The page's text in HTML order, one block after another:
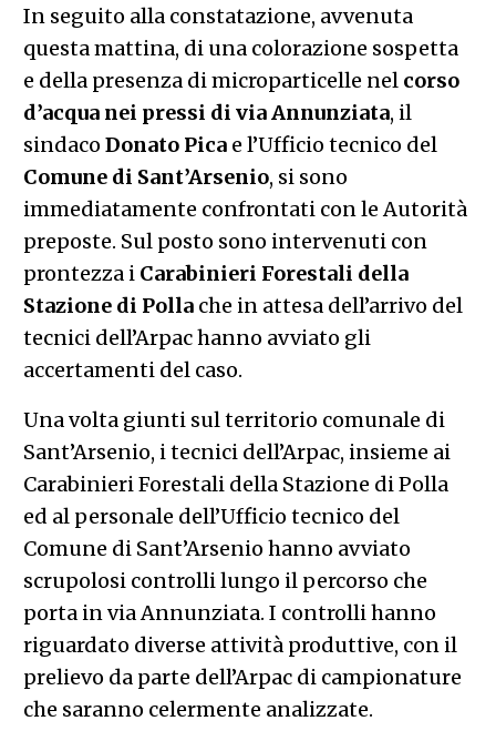
In seguito alla constatazione, avvenuta
questa mattina, di una colorazione sospetta
e della presenza di microparticelle nel corso
d’acqua nei pressi di via Annunziata, il
sindaco Donato Picae l’Ufficio tecnico del
Comune di Sant’Arsenio, si sono
immediatamente confrontati con le Autorità
preposte. Sul posto sono intervenuti con
prontezza i Carabinieri Forestali della
Stazione di Polla che in attesa dell’arrivo del
tecnici dell’Arpac hanno avviato gli
accertamenti del caso.
Una volta giunti sul territorio comunale di
Sant’Arsenio, i tecnici dell’Arpac, insieme ai
Carabinieri Forestali della Stazione di Polla
ed al personale dell’Ufficio tecnico del
Comune di Sant’Arsenio hanno avviato
scrupolosi controlli lungo il percorso che
porta in via Annunziata. I controlli hanno
riguardato diverse attività produttive, con il
prelievo da parte dell’Arpac di campionature
che saranno celermente analizzate.